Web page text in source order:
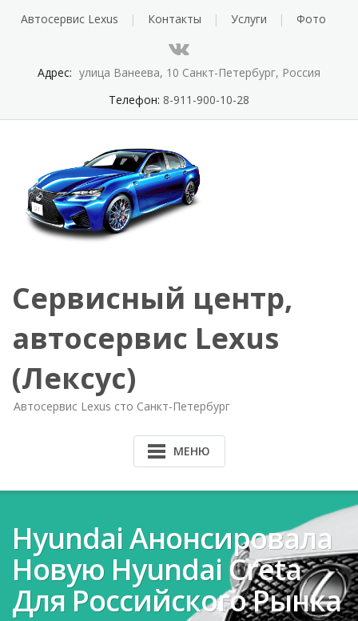
Автосервис Lexus Контакты Услуги Фото
Адрес: улица Ванеева, 10 Санкт-Петербург, Россия
Телефон: 8-911-900-10-28
Сервисный центр,
автосервис Lexus
(Лексус)
Автосервис Lexus сто Санкт-Петербург
МЕНЮ
Hyundai Анонсировала
Новую Hyundai Creta
Для Российского Рынка